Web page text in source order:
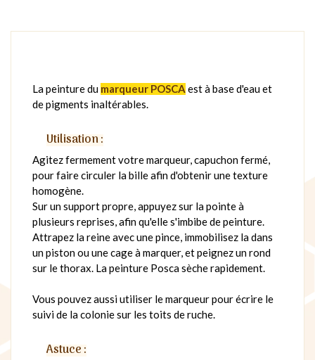
La peinture du marqueur POSCA est à base d'eau et
de pigments inaltérables.
Utilisation :
Agitez fermement votre marqueur, capuchon fermé,
pour faire circuler la bille afin d'obtenir une texture
homogène.
Sur un support propre, appuyez sur la pointe à
plusieurs reprises, afin qu'elle s'imbibe de peinture.
Attrapez la reine avec une pince, immobilisez la dans
un piston ou une cage à marquer, et peignez un rond
sur le thorax. La peinture Posca sèche rapidement.
Vous pouvez aussi utiliser le marqueur pour écrire le
suivi de la colonie sur les toits de ruche.
Astuce :